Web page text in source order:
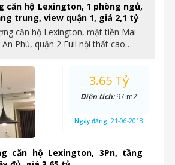
căn hộ Lexington, 1 phòng ngủ,
trung, view quận 1, giá 2,1 tỷ
căn hộ Lexington, mặt tiền Mai
Phú, quận 2 Full nội thất cao…
căn hộ Lexington, 3Pn, tầng
3.65 Tỷ
Diện tích:97 m2
Ngày đăng: 21-06-2018